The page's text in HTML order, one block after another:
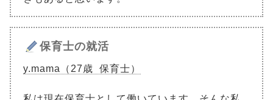
保育士の就活
y.mama（27歳 保育士）